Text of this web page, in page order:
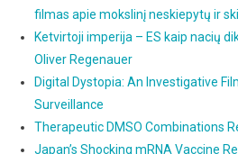
filmas apie mokslinį neskiepytų ir
Ketvirtoji imperija – ES kaip nacių
Oliver Regenauer
Digital Dystopia: An Investigative
Surveillance
Therapeutic DMSO Combinations
Japan’s Shocking mRNA Vaccine